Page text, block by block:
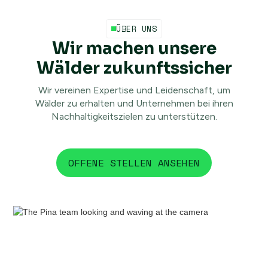
ÜBER UNS
Wirmachen unsere
Wälder zukunftssicher
Wir vereinen Expertise und Leidenschaft, um
Wälder zu erhalten und Unternehmen bei ihren
Nachhaltigkeitszielen zu unterstützen.
OFFENE STELLEN ANSEHEN